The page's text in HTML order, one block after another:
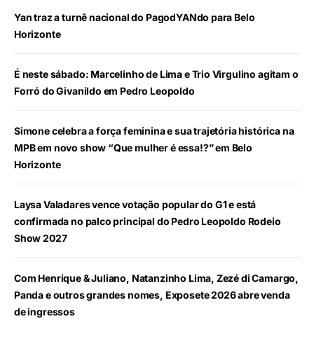
Yan traz a turnê nacional do PagodYANdo para Belo
Horizonte
É neste sábado: Marcelinho de Lima e Trio Virgulino agitam o
Forró do Givanildo em Pedro Leopoldo
Simone celebra a força feminina e sua trajetória histórica na
MPB em novo show “Que mulher é essa!?” em Belo
Horizonte
Laysa Valadares vence votação popular do G1 e está
confirmada no palco principal do Pedro Leopoldo Rodeio
Show 2027
Com Henrique & Juliano, Natanzinho Lima, Zezé di Camargo,
Panda e outros grandes nomes, Exposete 2026 abre venda
de ingressos